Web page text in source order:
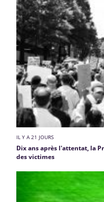
IL Y A 21 JOURS
Dix ans après l'attentat, la
des victimes